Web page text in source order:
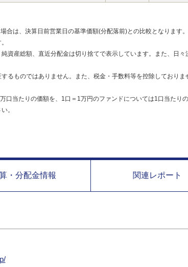
は、決算日前営業日の基準価額(分配落前)との比較となります。
資産総額、直近分配金は切り捨てで表示しています。また、日
るものではありません。また、税金・手数料等を控除しており
当たりの価額を、1口＝1万円のファンドについては1口当たり
。
・分配金情報 関連レポート